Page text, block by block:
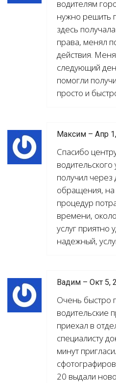
водителям
нужно решить
здесь
права, менял
действия.
следующий
помогли
просто и
Максим – Апр
Спасибо
получил через
обращения,
процедур
времени,
услуг приятно
надежный,
Вадим – Окт 5,
Очень быстро
водительские
приехал в
специалисту
минут
20 выдали